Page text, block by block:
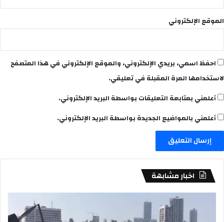
الموقع الإلكتروني
احفظ اسمي، بريدي الإلكتروني، والموقع الإلكتروني في هذا المتصفح
لاستخدامها المرة المقبلة في تعليقي.
أعلمني بمتابعة التعليقات بواسطة البريد الإلكتروني.
أعلمني بالمواضيع الجديدة بواسطة البريد الإلكتروني.
اخبار مشابهة